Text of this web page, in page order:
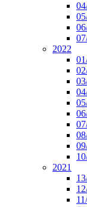
2022
2021